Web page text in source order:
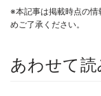
※本記事は掲載時点の
めご了承ください。
あわせて